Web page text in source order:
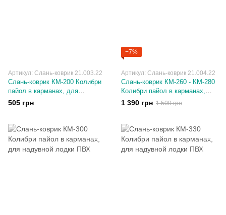
Артикул: Слань-коврик 21.003.22
Слань-коврик КМ-200 Колибри
пайол в карманах, для
надувной лодки ПВХ
505 грн
−7%
Артикул: Слань-коврик 21.004.22
Слань-коврик КМ-260 - КМ-280
Колибри пайол в карманах,
для надувной лодки ПВХ
1 390 грн 1 500 грн